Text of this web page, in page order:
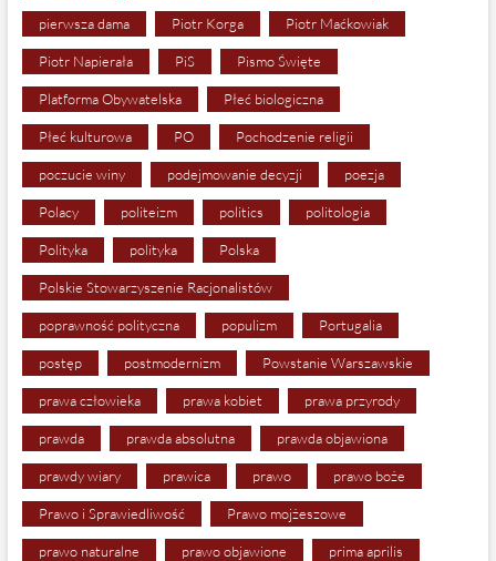
pierwsza dama Piotr Korga Piotr Maćkowiak
Piotr Napierała PiS Pismo Święte
Platforma Obywatelska Płeć biologiczna
Płeć kulturowa PO Pochodzenie religii
poczucie winy podejmowanie decyzji poezja
Polacy politeizm politics politologia
Polityka polityka Polska
Polskie Stowarzyszenie Racjonalistów
poprawność polityczna populizm Portugalia
postęp postmodernizm Powstanie Warszawskie
prawa człowieka prawa kobiet prawa przyrody
prawda prawda absolutna prawda objawiona
prawdy wiary prawica prawo prawo boże
Prawo i Sprawiedliwość Prawo mojżeszowe
prawo naturalne prawo objawione prima aprilis